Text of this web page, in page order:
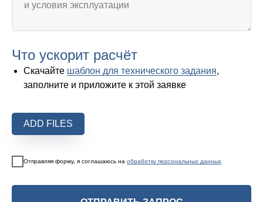
Что ускорит расчёт
Скачайте шаблон для технического задания,
заполните и приложите к этой заявке
ADD FILES
Отправляя форму, я соглашаюсь на обработку персональных данных